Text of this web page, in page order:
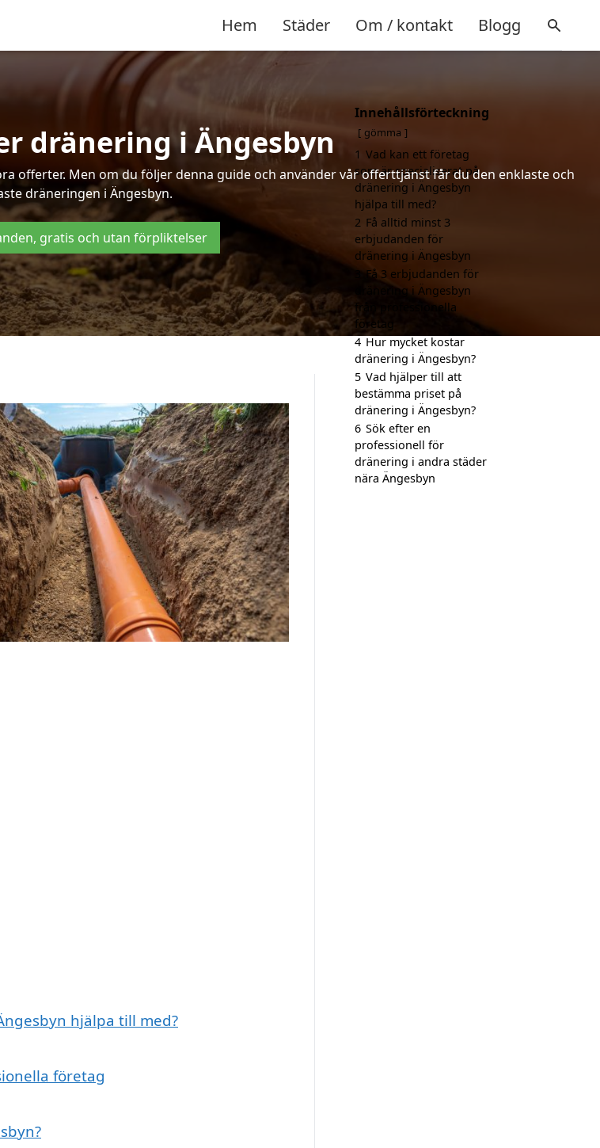
Hem Städer Om / kontakt Blogg
dränering i Ängesbyn
offerter. Men om du följer denna guide och använder vår offerttjänst får du den enklaste och
dräneringen i Ängesbyn.
gratis och utan förpliktelser
hjälpa till med?
företag
Innehållsförteckning
gömma
1 Vad kan ett företag
som är specialiserat på
dränering i Ängesbyn
hjälpa till med?
2 Få alltid minst 3
erbjudanden för
dränering i Ängesbyn
3 Få 3 erbjudanden för
dränering i Ängesbyn
från professionella
företag
4 Hur mycket kostar
dränering i Ängesbyn?
5 Vad hjälper till att
bestämma priset på
dränering i Ängesbyn?
6 Sök efter en
professionell för
dränering i andra städer
nära Ängesbyn